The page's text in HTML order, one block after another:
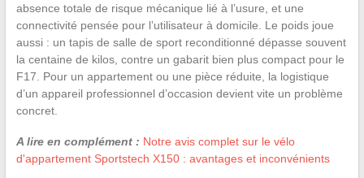
absence totale de risque mécanique lié à l’usure, et une
connectivité pensée pour l’utilisateur à domicile. Le poids joue
aussi : un tapis de salle de sport reconditionné dépasse souvent
la centaine de kilos, contre un gabarit bien plus compact pour le
F17. Pour un appartement ou une pièce réduite, la logistique
d’un appareil professionnel d’occasion devient vite un problème
concret.
A lire en complément : Notre avis complet sur le vélo
d'appartement Sportstech X150 : avantages et inconvénients